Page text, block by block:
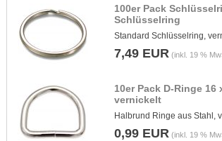
100er Pack
Schlüsselring
Standard Schlüsselring,
7,49 EUR (inkl. 19 %
10er Pack D-Ringe 16
vernickelt
Halbrund Ringe aus Stahl,
0,99 EUR (inkl. 19 %